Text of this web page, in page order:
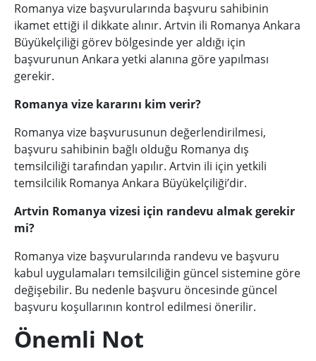
Romanya vize başvurularında başvuru sahibinin
ikamet ettiği il dikkate alınır. Artvin ili Romanya Ankara
Büyükelçiliği görev bölgesinde yer aldığı için
başvurunun Ankara yetki alanına göre yapılması
gerekir.
Romanya vize kararını kim verir?
Romanya vize başvurusunun değerlendirilmesi,
başvuru sahibinin bağlı olduğu Romanya dış
temsilciliği tarafından yapılır. Artvin ili için yetkili
temsilcilik Romanya Ankara Büyükelçiliği’dir.
Artvin Romanya vizesi için randevu almak gerekir
mi?
Romanya vize başvurularında randevu ve başvuru
kabul uygulamaları temsilciliğin güncel sistemine göre
değişebilir. Bu nedenle başvuru öncesinde güncel
başvuru koşullarının kontrol edilmesi önerilir.
Önemli Not